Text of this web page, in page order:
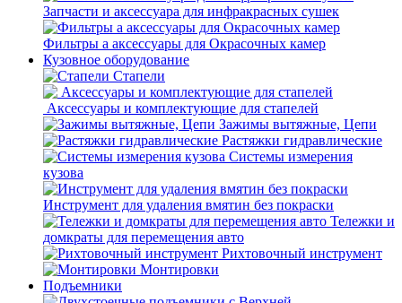
Запчасти и аксессуара для инфракрасных сушек
Фильтры а аксессуары для Окрасочных камер
Кузовное оборудование
Стапели
Аксессуары и комплектующие для стапелей
Зажимы вытяжные, Цепи
Растяжки гидравлические
Системы измерения
кузова
Инструмент для удаления вмятин без покраски
Тележки и
домкраты для перемещения авто
Рихтовочный инструмент
Монтировки
Подъемники